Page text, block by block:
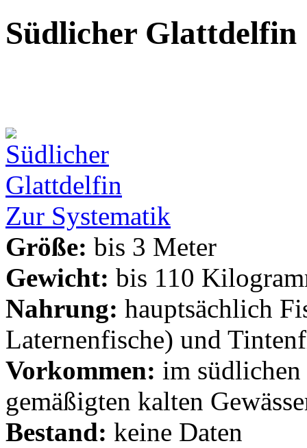
Südlicher Glattdelfin
Zur Systematik
Größe: bis 3 Meter
Gewicht: bis 110
Nahrung: hauptsächlich
Laternenfische) und
Vorkommen: im
gemäßigten kalten
Bestand: keine Daten